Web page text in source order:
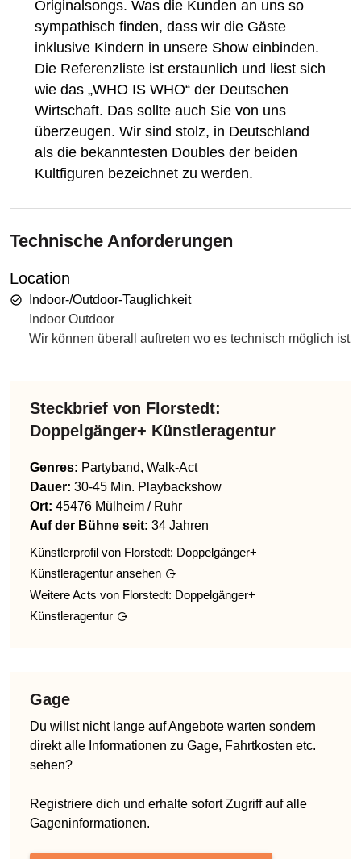
Originalsongs. Was die Kunden an uns so
sympathisch finden, dass wir die Gäste
inklusive Kindern in unsere Show einbinden.
Die Referenzliste ist erstaunlich und liest sich
wie das „WHO IS WHO“ der Deutschen
Wirtschaft. Das sollte auch Sie von uns
überzeugen. Wir sind stolz, in Deutschland
als die bekanntesten Doubles der beiden
Kultfiguren bezeichnet zu werden.
Technische Anforderungen
Location
Indoor-/Outdoor-Tauglichkeit
Indoor Outdoor
Wir können überall auftreten wo es technisch möglich ist
Steckbrief von Florstedt:
Doppelgänger+ Künstleragentur
Genres: Partyband, Walk-Act
Dauer: 30-45 Min. Playbackshow
Ort: 45476 Mülheim / Ruhr
Auf der Bühne seit: 34 Jahren
Künstlerprofil von Florstedt: Doppelgänger+
Künstleragentur ansehen
Weitere Acts von Florstedt: Doppelgänger+
Künstleragentur
Gage
Du willst nicht lange auf Angebote warten sondern
direkt alle Informationen zu Gage, Fahrtkosten etc.
sehen?
Registriere dich und erhalte sofort Zugriff auf alle
Gageninformationen.